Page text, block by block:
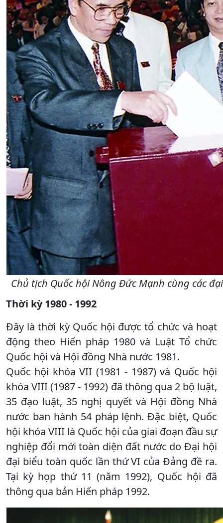
Chủ tịch Quốc hội Nông Đức Mạnh cùng các
Thời kỳ 1980 - 1992
Đây là thời kỳ Quốc hội được tổ chức và hoạt
động theo Hiến pháp 1980 và Luật Tổ chức
Quốc hội và Hội đồng Nhà nước 1981.
Quốc hội khóa VII (1981 - 1987) và Quốc hội
khóa VIII (1987 - 1992) đã thông qua 2 bộ luật,
35 đạo luật, 35 nghị quyết và Hội đồng Nhà
nước ban hành 54 pháp lệnh. Đặc biệt, Quốc
hội khóa VIII là Quốc hội của giai đoạn đầu sự
nghiệp đổi mới toàn diện đất nước do Đại hội
đại biểu toàn quốc lần thứ VI của Đảng đề ra.
Tại kỳ họp thứ 11 (năm 1992), Quốc hội đã
thông qua bản Hiến pháp 1992.